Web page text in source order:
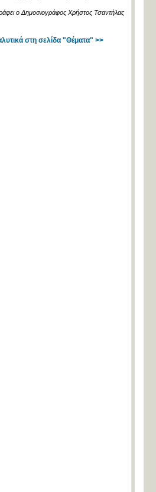
ο Δημοσιογράφος Χρήστος Τσαντήλας
στη σελίδα "Θέματα" >>